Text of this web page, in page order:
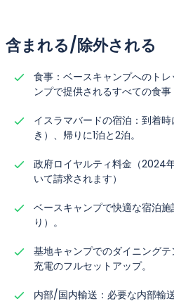
含まれる/除外される
食事：ベースキャンプへのト
ンプで提供されるすべての食事
イスラマバードの宿泊：到着
き）、帰りに1泊と2泊。
政府ロイヤルティ料金（2024
いて請求されます）
ベースキャンプで快適な宿泊
り）。
基地キャンプでのダイニング
充電のフルセットアップ。
内部/国内輸送：必要な内部輸